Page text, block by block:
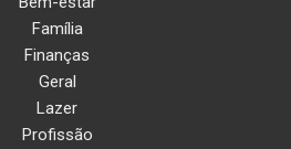
Família
Finanças
Geral
Lazer
Profissão